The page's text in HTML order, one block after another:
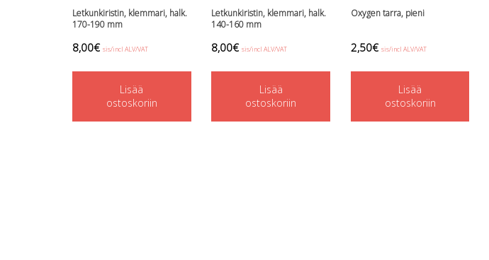
Letkunkiristin, klemmari, halk.
170-190 mm
8,00€ sis/incl ALV/VAT
Lisää
ostoskoriin
Letkunkiristin, klemmari, halk.
140-160 mm
8,00€ sis/incl ALV/VAT
Lisää
ostoskoriin
Oxygen tarra, pieni
2,50€ sis/incl ALV/VAT
Lisää
ostoskoriin